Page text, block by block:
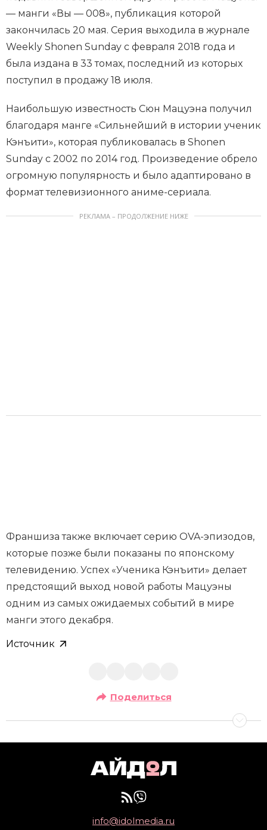
— манги «Вы — 008», публикация которой
закончилась 20 мая. Серия выходила в журнале
Weekly Shonen Sunday с февраля 2018 года и
была издана в 33 томах, последний из которых
поступил в продажу 18 июля.
Наибольшую известность Сюн Мацуэна получил
благодаря манге «Сильнейший в истории ученик
Кэнъити», которая публиковалась в Shonen
Sunday с 2002 по 2014 год. Произведение обрело
огромную популярность и было адаптировано в
формат телевизионного аниме-сериала.
РЕКЛАМА – ПРОДОЛЖЕНИЕ НИЖЕ
Франшиза также включает серию OVA-эпизодов,
которые позже были показаны по японскому
телевидению. Успех «Ученика Кэнъити» делает
предстоящий выход новой работы Мацуэны
одним из самых ожидаемых событий в мире
манги этого декабря.
Источник
Поделиться
info@idolmedia.ru